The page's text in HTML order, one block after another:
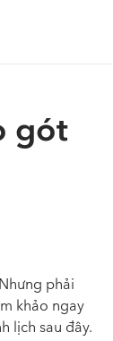
gót
phải
khảo ngay
lịch sau đây.